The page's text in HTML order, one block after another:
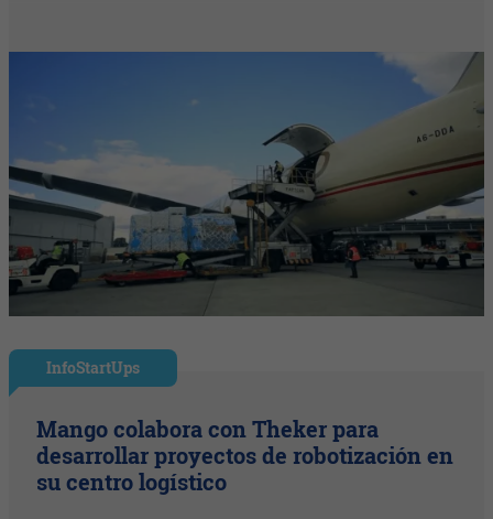
InfoStartUps
Mango colabora con Theker para
desarrollar proyectos de robotización en
su centro logístico